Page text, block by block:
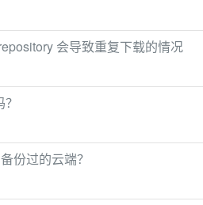
会导致重复下载的情况
份过的云端？